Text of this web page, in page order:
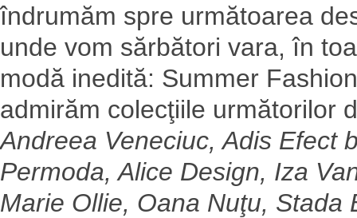
îndrumăm spre următoarea
unde vom sărbători vara, în
modă inedită: Summer
admirăm colecţiile următorilor
Andreea Veneciuc, Adis Efect
Permoda, Alice Design, Iza
Marie Ollie, Oana Nuţu, Stada